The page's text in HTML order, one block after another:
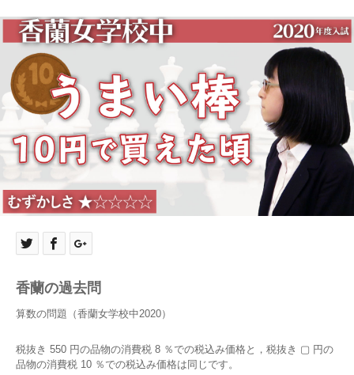
香蘭の過去問
算数の問題（香蘭女学校中2020）
税抜き 550 円の品物の消費税 8 ％での税込み価格と，税抜き ▢ 円の
品物の消費税 10 ％での税込み価格は同じです。